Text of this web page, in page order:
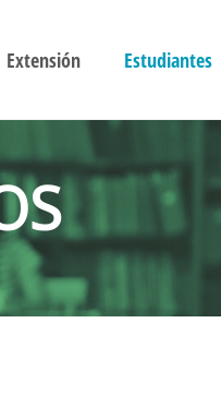
Extensión Estudiantes